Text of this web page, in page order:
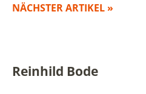
NÄCHSTER ARTIKEL »
Reinhild Bode